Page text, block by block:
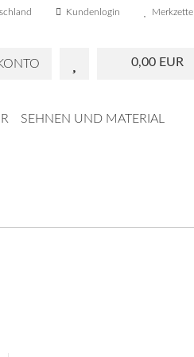
Kundenlogin Merkzettel
0,00 EUR
SEHNEN UND MATERIAL